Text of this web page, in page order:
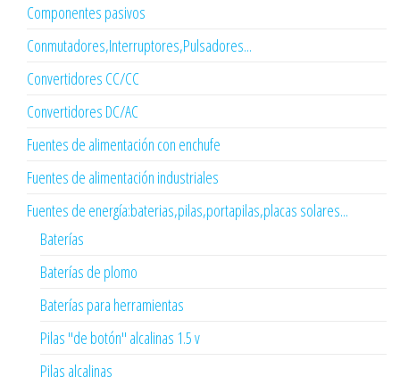
Componentes pasivos
Conmutadores,Interruptores,Pulsadores...
Convertidores CC/CC
Convertidores DC/AC
Fuentes de alimentación con enchufe
Fuentes de alimentación industriales
Fuentes de energía:baterias,pilas,portapilas,placas solares...
Baterías
Baterías de plomo
Baterías para herramientas
Pilas "de botón" alcalinas 1.5 v
Pilas alcalinas